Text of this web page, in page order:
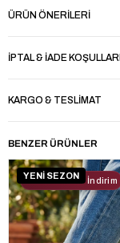
ÜRÜN ÖNERILERI
İPTAL & İADE KOŞULLARI
KARGO & TESLIMAT
BENZER ÜRÜNLER
YENİ SEZON
2. Ürüne %30 İndirim